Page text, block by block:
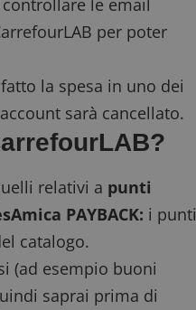
le email
per poter
la spesa in uno dei
sarà cancellato.
relativi a punti
PAYBACK: i punti
catalogo.
(ad esempio buoni
saprai prima di